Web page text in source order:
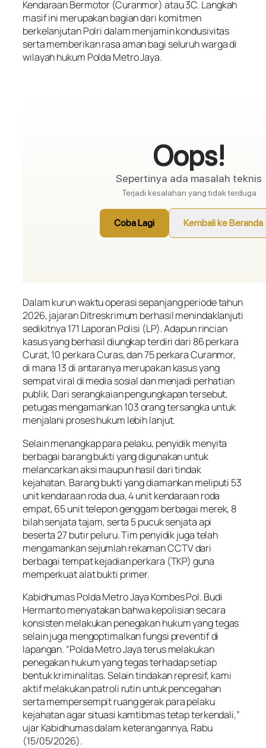
Kendaraan Bermotor (Curanmor) atau 3C. Langkah
masif ini merupakan bagian dari komitmen
berkelanjutan Polri dalam menjamin kondusivitas
serta memberikan rasa aman bagi seluruh warga di
wilayah hukum Polda Metro Jaya.
Dalam kurun waktu operasi sepanjang periode tahun
2026, jajaran Ditreskrimum berhasil menindaklanjuti
sedikitnya 171 Laporan Polisi (LP). Adapun rincian
kasus yang berhasil diungkap terdiri dari 86 perkara
Curat, 10 perkara Curas, dan 75 perkara Curanmor,
di mana 13 di antaranya merupakan kasus yang
sempat viral di media sosial dan menjadi perhatian
publik. Dari serangkaian pengungkapan tersebut,
petugas mengamankan 103 orang tersangka untuk
menjalani proses hukum lebih lanjut.
Selain menangkap para pelaku, penyidik menyita
berbagai barang bukti yang digunakan untuk
melancarkan aksi maupun hasil dari tindak
kejahatan. Barang bukti yang diamankan meliputi 53
unit kendaraan roda dua, 4 unit kendaraan roda
empat, 65 unit telepon genggam berbagai merek, 8
bilah senjata tajam, serta 5 pucuk senjata api
beserta 27 butir peluru. Tim penyidik juga telah
mengamankan sejumlah rekaman CCTV dari
berbagai tempat kejadian perkara (TKP) guna
memperkuat alat bukti primer.
Kabidhumas Polda Metro Jaya Kombes Pol. Budi
Hermanto menyatakan bahwa kepolisian secara
konsisten melakukan penegakan hukum yang tegas
selain juga mengoptimalkan fungsi preventif di
lapangan. “Polda Metro Jaya terus melakukan
penegakan hukum yang tegas terhadap setiap
bentuk kriminalitas. Selain tindakan represif, kami
aktif melakukan patroli rutin untuk pencegahan
serta mempersempit ruang gerak para pelaku
kejahatan agar situasi kamtibmas tetap terkendali,”
ujar Kabidhumas dalam keterangannya, Rabu
(15/05/2026).